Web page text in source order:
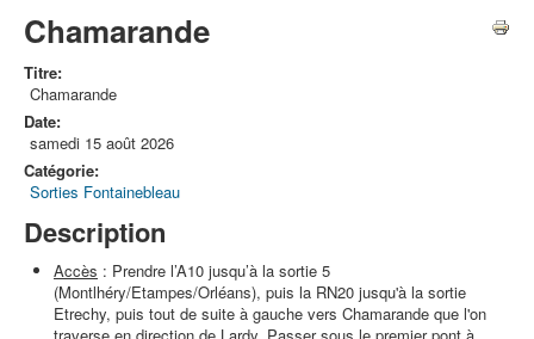
Chamarande
Titre:
Chamarande
Date:
samedi 15 août 2026
Catégorie:
Sorties Fontainebleau
Description
Accès : Prendre l’A10 jusqu’à la sortie 5
(Montlhéry/Etampes/Orléans), puis la RN20 jusqu'à la sortie
Etrechy, puis tout de suite à gauche vers Chamarande que l'on